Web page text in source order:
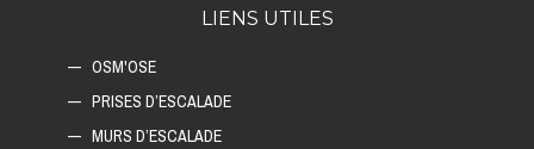
LIENS UTILES
OSM'OSE
PRISES D’ESCALADE
MURS D’ESCALADE